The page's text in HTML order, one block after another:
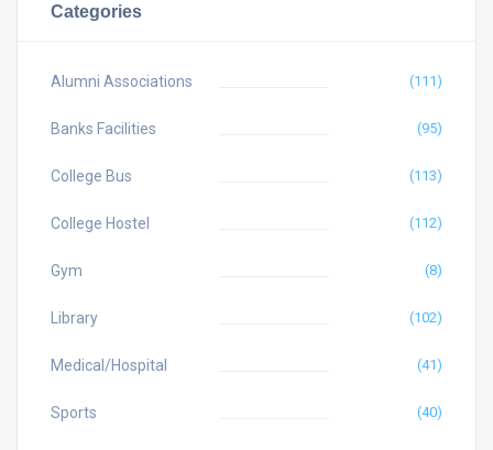
Categories
Alumni Associations (111)
Banks Facilities (95)
College Bus (113)
College Hostel (112)
Gym (8)
Library (102)
Medical/Hospital (41)
Sports (40)